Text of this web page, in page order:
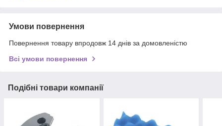
Умови повернення
Повернення товару впродовж 14 днів за домовленістю
Всі умови повернення
Подібні товари компанії